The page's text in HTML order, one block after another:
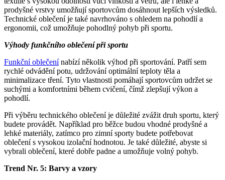
prodyšné vrstvy umožňují sportovcům dosáhnout lepších výsledků.
Technické oblečení je také navrhováno s ohledem na pohodlí a
ergonomii, což umožňuje pohodlný pohyb při sportu.
Výhody funkčního oblečení při sportu
Funkční oblečenínabízí několik výhod při sportování. Patří sem
rychlé odvádění potu, udržování optimální teploty těla a
minimalizace tření. Tyto vlastnosti pomáhají sportovcům udržet se
suchými a komfortními během cvičení, čímž zlepšují výkon a
pohodlí.
Při výběru technického oblečení je důležité zvážit druh sportu, který
budete provádět. Například pro běžce budou vhodné prodyšné a
lehké materiály, zatímco pro zimní sporty budete potřebovat
oblečení s vysokou izolační hodnotou. Je také důležité, abyste si
vybrali oblečení, které dobře padne a umožňuje volný pohyb.
Trend Nr. 5: Barvy a vzory